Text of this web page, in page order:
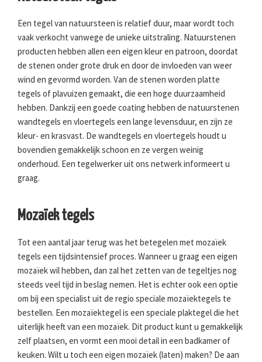
Een tegel van natuursteen is relatief duur, maar wordt toch
vaak verkocht vanwege de unieke uitstraling. Natuurstenen
producten hebben allen een eigen kleur en patroon, doordat
de stenen onder grote druk en door de invloeden van weer
wind en gevormd worden. Van de stenen worden platte
tegels of plavuizen gemaakt, die een hoge duurzaamheid
hebben. Dankzij een goede coating hebben de natuurstenen
wandtegels en vloertegels een lange levensduur, en zijn ze
kleur- en krasvast. De wandtegels en vloertegels houdt u
bovendien gemakkelijk schoon en ze vergen weinig
onderhoud. Een tegelwerker uit ons netwerk informeert u
graag.
Mozaïek tegels
Tot een aantal jaar terug was het betegelen met mozaïek
tegels een tijdsintensief proces. Wanneer u graag een eigen
mozaïek wil hebben, dan zal het zetten van de tegeltjes nog
steeds veel tijd in beslag nemen. Het is echter ook een optie
om bij een specialist uit de regio speciale mozaïektegels te
bestellen. Een mozaïektegel is een speciale plaktegel die het
uiterlijk heeft van een mozaïek. Dit product kunt u gemakkelijk
zelf plaatsen, en vormt een mooi detail in een badkamer of
keuken. Wilt u toch een eigen mozaïek (laten) maken? De aan